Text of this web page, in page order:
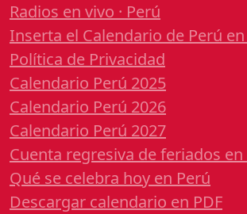
Radios en vivo · Perú
Inserta el Calendario de Perú
Política de Privacidad
Calendario Perú 2025
Calendario Perú 2026
Calendario Perú 2027
Cuenta regresiva de feriados en
Qué se celebra hoy en Perú
Descargar calendario en PDF